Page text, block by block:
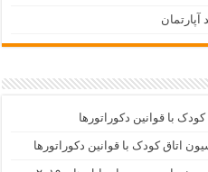
با قوانین دکوراتورها
اتاق کودک با قوانین دکوراتورها